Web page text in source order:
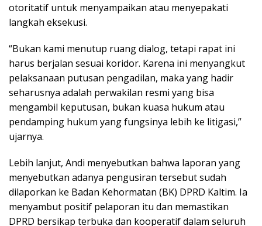
otoritatif untuk menyampaikan atau menyepakati
langkah eksekusi.
“Bukan kami menutup ruang dialog, tetapi rapat ini
harus berjalan sesuai koridor. Karena ini menyangkut
pelaksanaan putusan pengadilan, maka yang hadir
seharusnya adalah perwakilan resmi yang bisa
mengambil keputusan, bukan kuasa hukum atau
pendamping hukum yang fungsinya lebih ke litigasi,”
ujarnya.
Lebih lanjut, Andi menyebutkan bahwa laporan yang
menyebutkan adanya pengusiran tersebut sudah
dilaporkan ke Badan Kehormatan (BK) DPRD Kaltim. Ia
menyambut positif pelaporan itu dan memastikan
DPRD bersikap terbuka dan kooperatif dalam seluruh